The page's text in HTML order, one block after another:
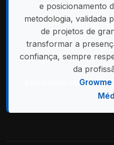
e posicionamento
metodologia, validada
de projetos de
transformar a
confiança, sempre
da